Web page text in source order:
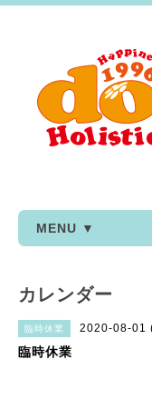
MENU ▼
カレンダー
臨時休業 2020-08-01
臨時休業